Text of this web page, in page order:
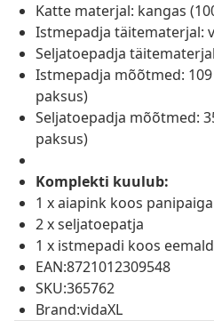
Katte materjal: kangas
Istmepadja täitematerjal:
Seljatoepadja
Istmepadja mõõtmed: 109
paksus)
Seljatoepadja mõõtmed:
paksus)
Komplekti kuulub:
1 x aiapink koos
2 x seljatoepatja
1 x istmepadi koos
EAN:8721012309548
SKU:365762
Brand:vidaXL